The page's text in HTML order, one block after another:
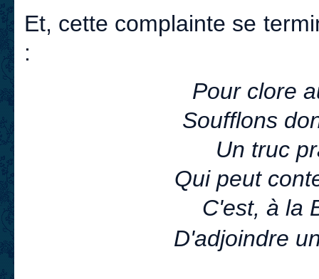
Et, cette complainte se
:
Pour clore
Soufflons
Un truc
Qui peut
C'est, à la
D'adjoindre